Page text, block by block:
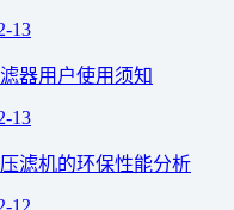
13
器用户使用须知
13
滤机的环保性能分析
12